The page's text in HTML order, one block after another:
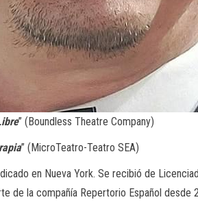
” (Boundless Theatre Company)
” (MicroTeatro-Teatro SEA)
en Nueva York. Se recibió de
de la compañía Repertorio Español desde